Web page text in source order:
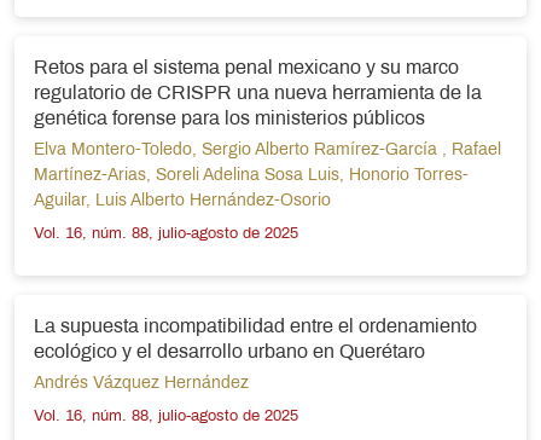
Retos para el sistema penal mexicano y su marco
regulatorio de CRISPR una nueva herramienta de la
genética forense para los ministerios públicos
Elva Montero-Toledo, Sergio Alberto Ramírez-García , Rafael
Martínez-Arias, Soreli Adelina Sosa Luis, Honorio Torres-
Aguilar, Luis Alberto Hernández-Osorio
Vol. 16, núm. 88, julio-agosto de 2025
La supuesta incompatibilidad entre el ordenamiento
ecológico y el desarrollo urbano en Querétaro
Andrés Vázquez Hernández
Vol. 16, núm. 88, julio-agosto de 2025